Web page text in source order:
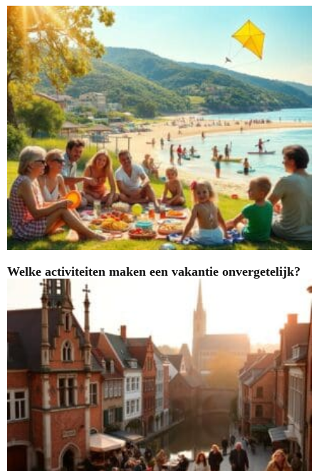
Welke activiteiten maken een vakantie onvergetelijk?